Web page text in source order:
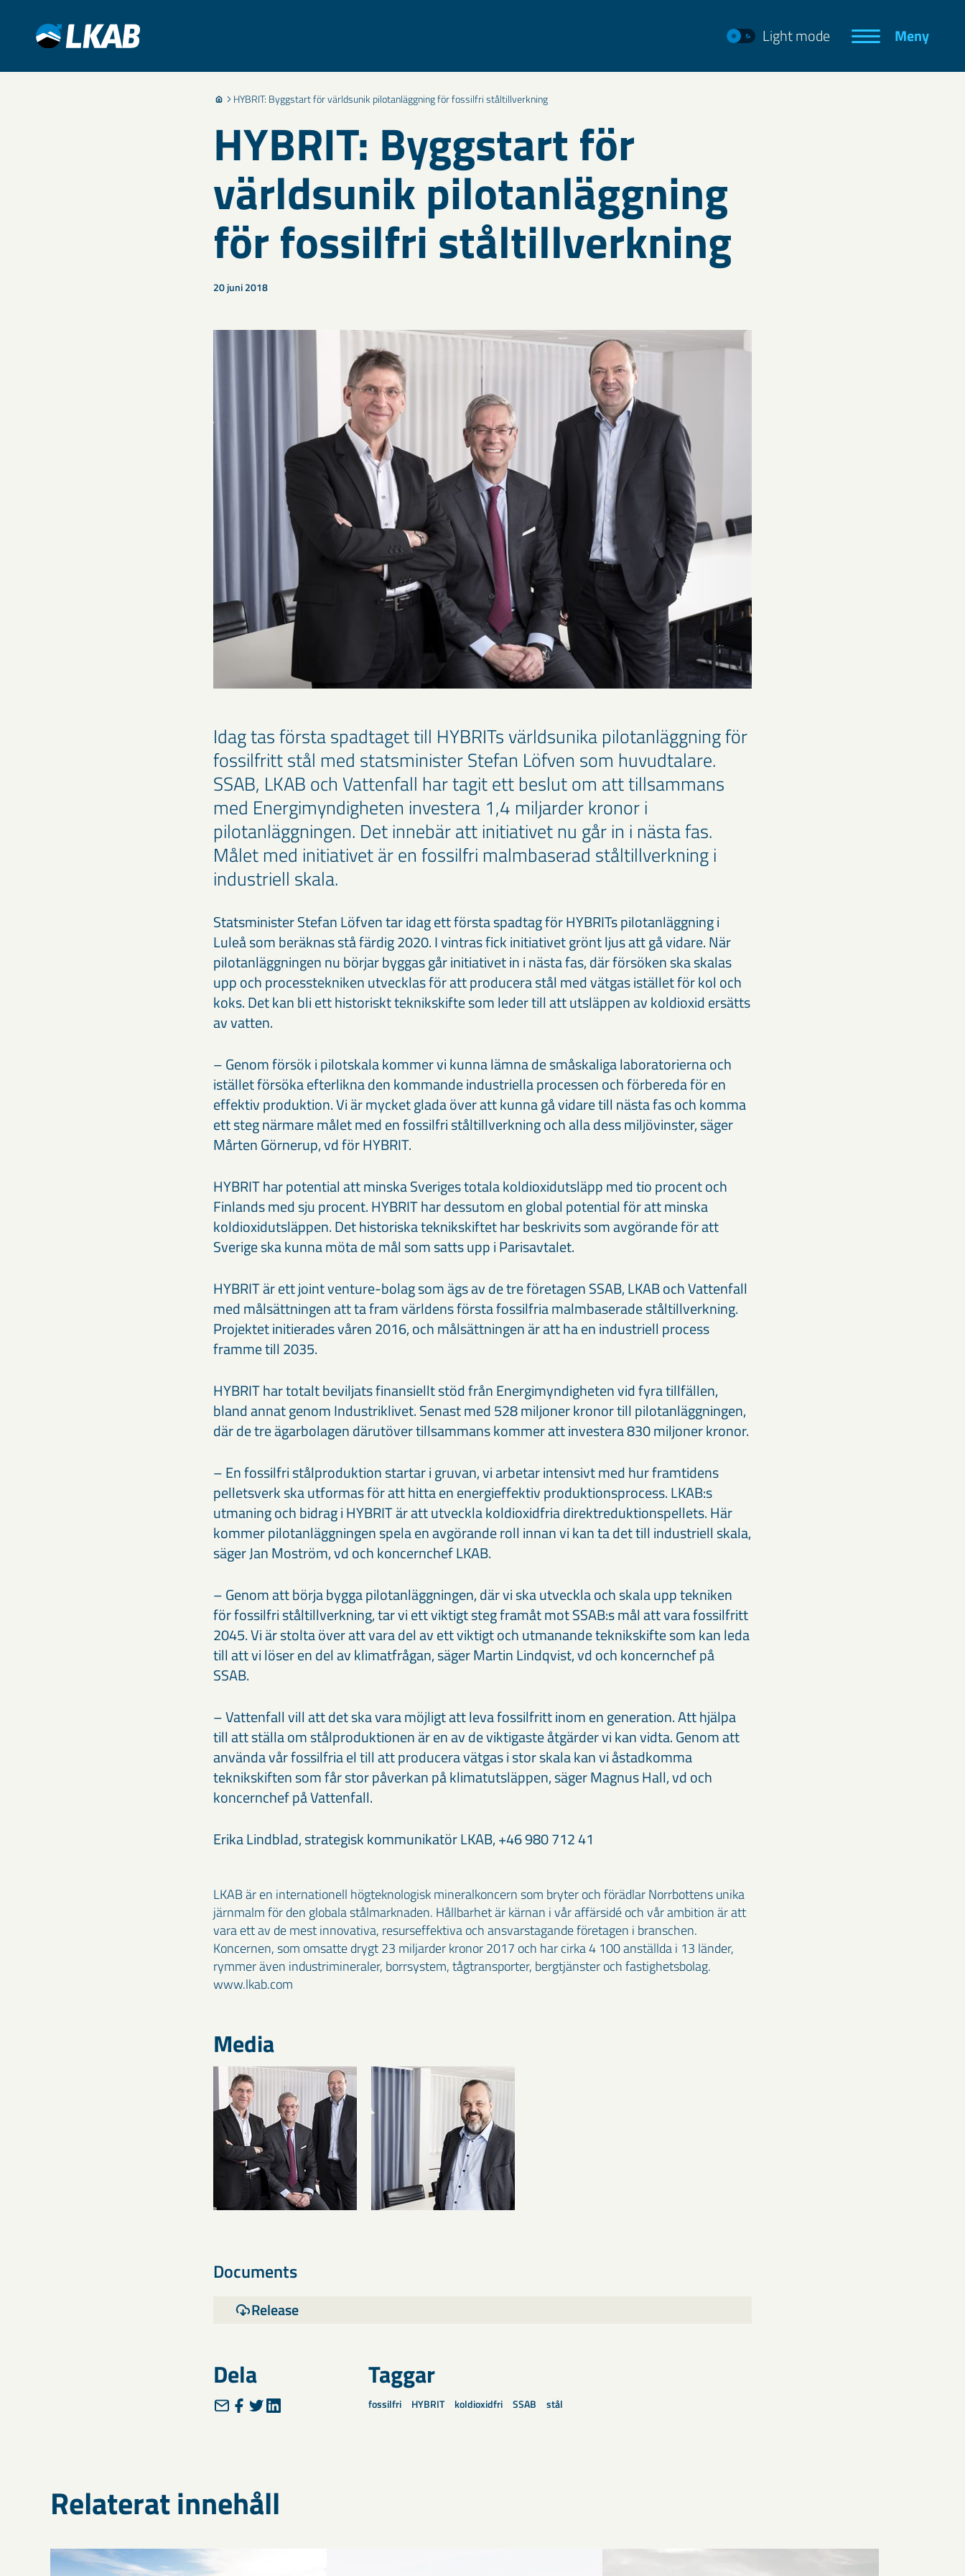
Light mode Meny
HYBRIT: Byggstart för världsunik pilotanläggning för fossilfri ståltillverkning
HYBRIT: Byggstart för
världsunik pilotanläggning
för fossilfri ståltillverkning
20 juni 2018
Idag tas första spadtaget till HYBRITs världsunika pilotanläggning för
fossilfritt stål med statsminister Stefan Löfven som huvudtalare.
SSAB, LKAB och Vattenfall har tagit ett beslut om att tillsammans
med Energimyndigheten investera 1,4 miljarder kronor i
pilotanläggningen. Det innebär att initiativet nu går in i nästa fas.
Målet med initiativet är en fossilfri malmbaserad ståltillverkning i
industriell skala.
Statsminister Stefan Löfven tar idag ett första spadtag för HYBRITs pilotanläggning i
Luleå som beräknas stå färdig 2020. I vintras fick initiativet grönt ljus att gå vidare. När
pilotanläggningen nu börjar byggas går initiativet in i nästa fas, där försöken ska skalas
upp och processtekniken utvecklas för att producera stål med vätgas istället för kol och
koks. Det kan bli ett historiskt teknikskifte som leder till att utsläppen av koldioxid ersätts
av vatten.
– Genom försök i pilotskala kommer vi kunna lämna de småskaliga laboratorierna och
istället försöka efterlikna den kommande industriella processen och förbereda för en
effektiv produktion. Vi är mycket glada över att kunna gå vidare till nästa fas och komma
ett steg närmare målet med en fossilfri ståltillverkning och alla dess miljövinster, säger
Mårten Görnerup, vd för HYBRIT.
HYBRIT har potential att minska Sveriges totala koldioxidutsläpp med tio procent och
Finlands med sju procent. HYBRIT har dessutom en global potential för att minska
koldioxidutsläppen. Det historiska teknikskiftet har beskrivits som avgörande för att
Sverige ska kunna möta de mål som satts upp i Parisavtalet.
HYBRIT är ett joint venture-bolag som ägs av de tre företagen SSAB, LKAB och Vattenfall
med målsättningen att ta fram världens första fossilfria malmbaserade ståltillverkning.
Projektet initierades våren 2016, och målsättningen är att ha en industriell process
framme till 2035.
HYBRIT har totalt beviljats finansiellt stöd från Energimyndigheten vid fyra tillfällen,
bland annat genom Industriklivet. Senast med 528 miljoner kronor till pilotanläggningen,
där de tre ägarbolagen därutöver tillsammans kommer att investera 830 miljoner kronor.
– En fossilfri stålproduktion startar i gruvan, vi arbetar intensivt med hur framtidens
pelletsverk ska utformas för att hitta en energieffektiv produktionsprocess. LKAB:s
utmaning och bidrag i HYBRIT är att utveckla koldioxidfria direktreduktionspellets. Här
kommer pilotanläggningen spela en avgörande roll innan vi kan ta det till industriell skala,
säger Jan Moström, vd och koncernchef LKAB.
– Genom att börja bygga pilotanläggningen, där vi ska utveckla och skala upp tekniken
för fossilfri ståltillverkning, tar vi ett viktigt steg framåt mot SSAB:s mål att vara fossilfritt
2045. Vi är stolta över att vara del av ett viktigt och utmanande teknikskifte som kan leda
till att vi löser en del av klimatfrågan, säger Martin Lindqvist, vd och koncernchef på
SSAB.
– Vattenfall vill att det ska vara möjligt att leva fossilfritt inom en generation. Att hjälpa
till att ställa om stålproduktionen är en av de viktigaste åtgärder vi kan vidta. Genom att
använda vår fossilfria el till att producera vätgas i stor skala kan vi åstadkomma
teknikskiften som får stor påverkan på klimatutsläppen, säger Magnus Hall, vd och
koncernchef på Vattenfall.
Erika Lindblad, strategisk kommunikatör LKAB, +46 980 712 41
LKAB är en internationell högteknologisk mineralkoncern som bryter och förädlar Norrbottens unika
järnmalm för den globala stålmarknaden. Hållbarhet är kärnan i vår affärsidé och vår ambition är att
vara ett av de mest innovativa, resurseffektiva och ansvarstagande företagen i branschen.
Koncernen, som omsatte drygt 23 miljarder kronor 2017 och har cirka 4 100 anställda i 13 länder,
rymmer även industrimineraler, borrsystem, tågtransporter, bergtjänster och fastighetsbolag.
www.lkab.com
Media
Documents
Release
Dela Taggar
fossilfri HYBRIT koldioxidfri SSAB stål
Relaterat innehåll